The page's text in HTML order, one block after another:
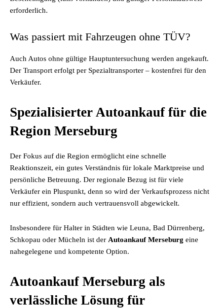
erforderlich.
Was passiert mit Fahrzeugen ohne TÜV?
Auch Autos ohne gültige Hauptuntersuchung werden angekauft.
Der Transport erfolgt per Spezialtransporter – kostenfrei für den
Verkäufer.
Spezialisierter Autoankauf für die
Region Merseburg
Der Fokus auf die Region ermöglicht eine schnelle
Reaktionszeit, ein gutes Verständnis für lokale Marktpreise und
persönliche Betreuung. Der regionale Bezug ist für viele
Verkäufer ein Pluspunkt, denn so wird der Verkaufsprozess nicht
nur effizient, sondern auch vertrauensvoll abgewickelt.
Insbesondere für Halter in Städten wie Leuna, Bad Dürrenberg,
Schkopau oder Mücheln ist der Autoankauf Merseburg eine
nahegelegene und kompetente Option.
Autoankauf Merseburg als
verlässliche Lösung für